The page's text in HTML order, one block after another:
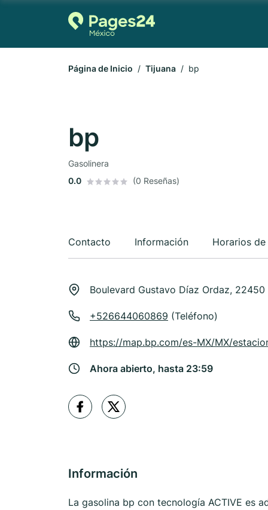
Página de Inicio Tijuana bp
bp
Gasolinera
0.0
(0 Reseñas)
Contacto Información Horarios
Boulevard Gustavo Díaz Ordaz, 22450
+526644060869 (Teléfono)
https://map.bp.com/es-MX/MX/
Ahora abierto, hasta 23:59
Información
La gasolina bp con tecnología ACTIVE es